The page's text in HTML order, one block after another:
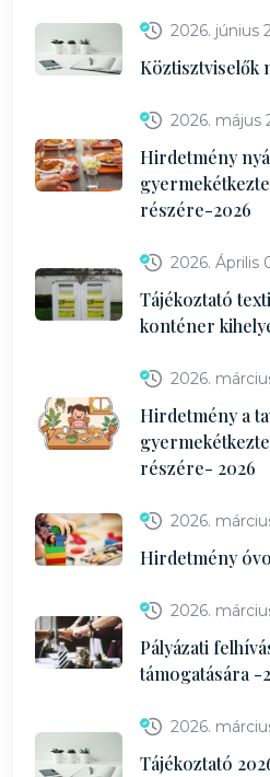
2026. június
Köztisztviselők
2026. május
Hirdetmény
részére-2026
2026. Április
Tájékoztató
konténer
2026.
Hirdetmény a
részére- 2026
2026.
Hirdetmény
2026.
Pályázati
támogatására -
2026.
Tájékoztató